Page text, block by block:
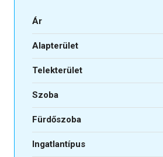
Ár
Alapterület
Telekterület
Szoba
Fürdőszoba
Ingatlantípus